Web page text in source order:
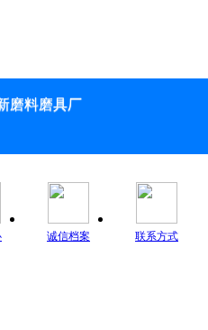
磨料磨具厂
诚信档案 联系方式